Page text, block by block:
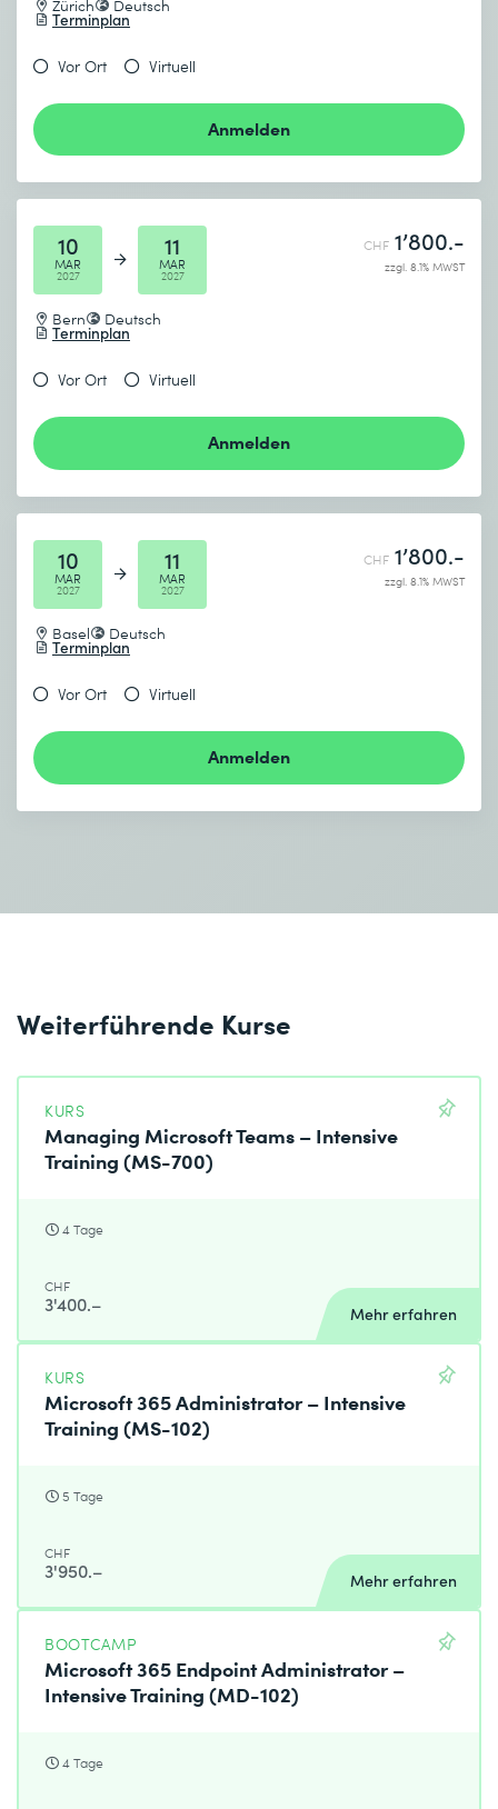
Zürich Deutsch
Terminplan
Vor Ort Virtuell
Anmelden
10
MAR
2027
11
MAR
2027
Bern Deutsch
Terminplan
CHF 1’800.-
zzgl. 8.1% MWST
Vor Ort Virtuell
Anmelden
10
MAR
2027
11
MAR
2027
Basel Deutsch
Terminplan
CHF 1’800.-
zzgl. 8.1% MWST
Vor Ort Virtuell
Anmelden
Weiterführende Kurse
KURS
Managing Microsoft Teams – Intensive
Training (MS-700)
4 Tage
CHF
3'400.– Mehr erfahren
KURS
Microsoft 365 Administrator – Intensive
Training (MS-102)
5 Tage
CHF
3'950.– Mehr erfahren
BOOTCAMP
Microsoft 365 Endpoint Administrator –
Intensive Training (MD-102)
4 Tage